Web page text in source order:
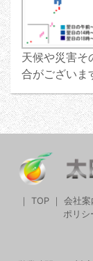
天候や災害そ
合がございま
TOP 会社案
ポリシ